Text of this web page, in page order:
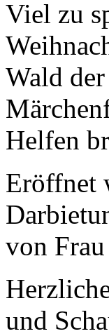
Viel zu
Wald
Helfen
Eröffnet
von
und